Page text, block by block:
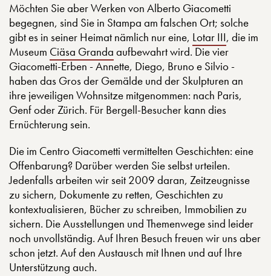
Möchten Sie aber Werken von Alberto Giacometti
begegnen, sind Sie in Stampa am falschen Ort; solche
gibt es in seiner Heimat nämlich nur eine, Lotar III, die im
Museum Ciäsa Granda aufbewahrt wird. Die vier
Giacometti-Erben - Annette, Diego, Bruno e Silvio -
haben das Gros der Gemälde und der Skulpturen an
ihre jeweiligen Wohnsitze mitgenommen: nach Paris,
Genf oder Zürich. Für Bergell-Besucher kann dies
Ernüchterung sein.
Die im Centro Giacometti vermittelten Geschichten: eine
Offenbarung? Darüber werden Sie selbst urteilen.
Jedenfalls arbeiten wir seit 2009 daran, Zeitzeugnisse
zu sichern, Dokumente zu retten, Geschichten zu
kontextualisieren, Bücher zu schreiben, Immobilien zu
sichern. Die Ausstellungen und Themenwege sind leider
noch unvollständig. Auf Ihren Besuch freuen wir uns aber
schon jetzt. Auf den Austausch mit Ihnen und auf Ihre
Unterstützung auch.